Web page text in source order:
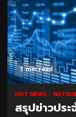
1 min read
HOT NEWS
สรุปข่าวปร